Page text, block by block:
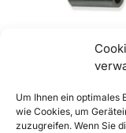
Um Ihnen ein optimales
wie Cookies, um
zuzugreifen. Wenn Sie
356 Buchse für
Stabilisator, vorne
€7,90 inkl. Mwst